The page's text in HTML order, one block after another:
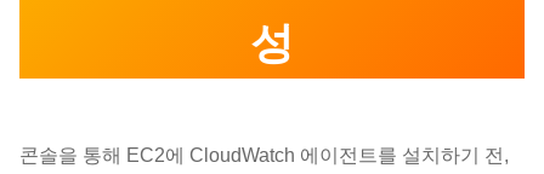
성
콘솔을 통해 EC2에 CloudWatch 에이전트를 설치하기 전,